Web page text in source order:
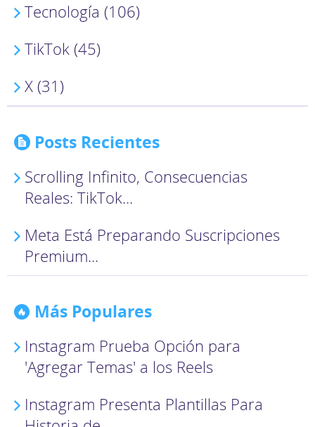
Tecnología (106)
TikTok (45)
X (31)
Posts Recientes
Scrolling Infinito, Consecuencias
Reales: TikTok...
Meta Está Preparando Suscripciones
Premium...
Más Populares
Instagram Prueba Opción para
'Agregar Temas' a los Reels
Instagram Presenta Plantillas Para